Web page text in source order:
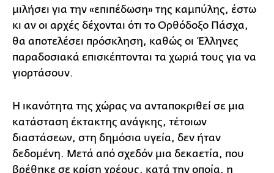
μιλήσει για την «επιπέδωση» της καμπύλης, έστω
κι αν οι αρχές δέχονται ότι το Ορθόδοξο Πάσχα,
θα αποτελέσει πρόσκληση, καθώς οι Έλληνες
παραδοσιακά επισκέπτονται τα χωριά τους για να
γιορτάσουν.
Η ικανότητα της χώρας να ανταποκριθεί σε μια
κατάσταση έκτακτης ανάγκης, τέτοιων
διαστάσεων, στη δημόσια υγεία, δεν ήταν
δεδομένη. Μετά από σχεδόν μια δεκαετία, που
βρέθηκε σε κρίση χρέους, κατά την οποία, η